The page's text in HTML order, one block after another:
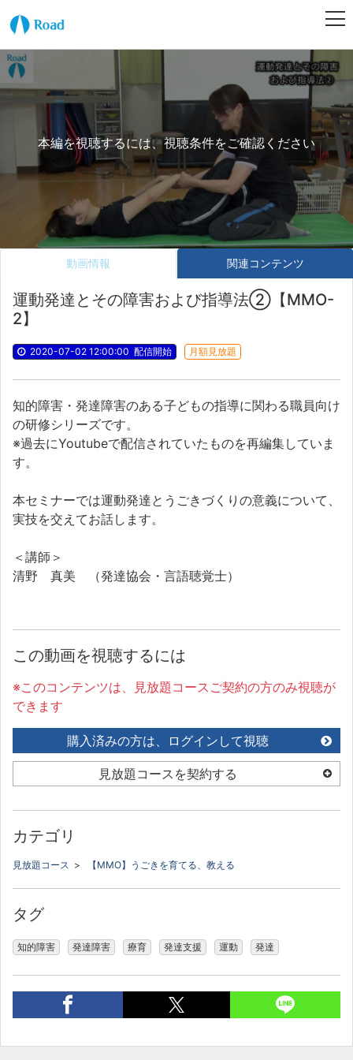
本編を視聴するには、視聴条件をご確認ください
動画情報 関連コンテンツ
運動発達とその障害および指導法②【MMO-
2】
2020-07-02 12:00:00 配信開始 月額見放題
知的障害・発達障害のある子どもの指導に関わる職員向け
の研修シリーズです。
※過去にYoutubeで配信されていたものを再編集していま
す。
本セミナーでは運動発達とうごきづくりの意義について、
実技を交えてお話します。
＜講師＞
清野 真美 （発達協会・言語聴覚士）
この動画を視聴するには
※このコンテンツは、見放題コースご契約の方のみ視聴が
できます
購入済みの方は、ログインして視聴
見放題コースを契約する
カテゴリ
見放題コース > 【MMO】うごきを育てる、教える
タグ
知的障害 発達障害 療育 発達支援 運動 発達